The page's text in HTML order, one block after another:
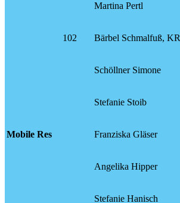
Martina Pertl
102 Bärbel Schmalfuß, KR
Schöllner Simone
Stefanie Stoib
Mobile Res Franziska Gläser
Angelika Hipper
Stefanie Hanisch